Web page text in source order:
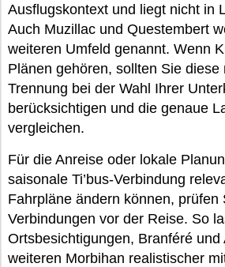
Ausflugskontext und liegt nicht in
Auch Muzillac und Questembert
weiteren Umfeld genannt. Wenn
Plänen gehören, sollten Sie diese
Trennung bei der Wahl Ihrer
berücksichtigen und die genaue
vergleichen.
Für die Anreise oder lokale
saisonale Ti’bus-Verbindung
Fahrpläne ändern können, prüfen
Verbindungen vor der Reise. So
Ortsbesichtigungen, Branféré und
weiteren Morbihan realistischer